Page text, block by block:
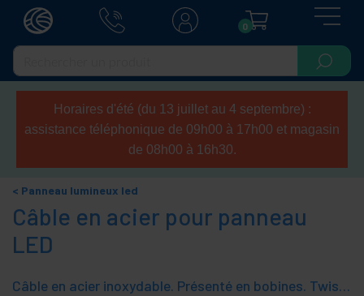
0
Horaires d'été (du 13 juillet au 4 septembre) :
assistance téléphonique de 09h00 à 17h00 et magasin
de 08h00 à 16h30.
Panneau lumineux led
Câble en acier pour panneau
LED
Câble en acier inoxydable. Présenté en bobines. Twisted acier inoxydable, haute resistenta. Voir la gamme d'accessoires pour l'installation correcte du câble d'acier (clips, dés à coudre, etc.).